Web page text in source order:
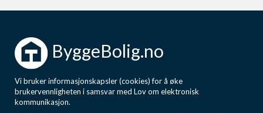
ByggeBolig.no
Vi bruker informasjonskapsler (cookies) for å øke
brukervennligheten i samsvar med Lov om elektronisk
kommunikasjon.